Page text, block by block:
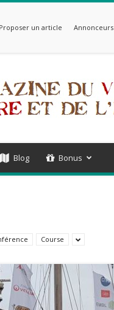
Proposer un article Annonceurs
Blog Bonus
Course